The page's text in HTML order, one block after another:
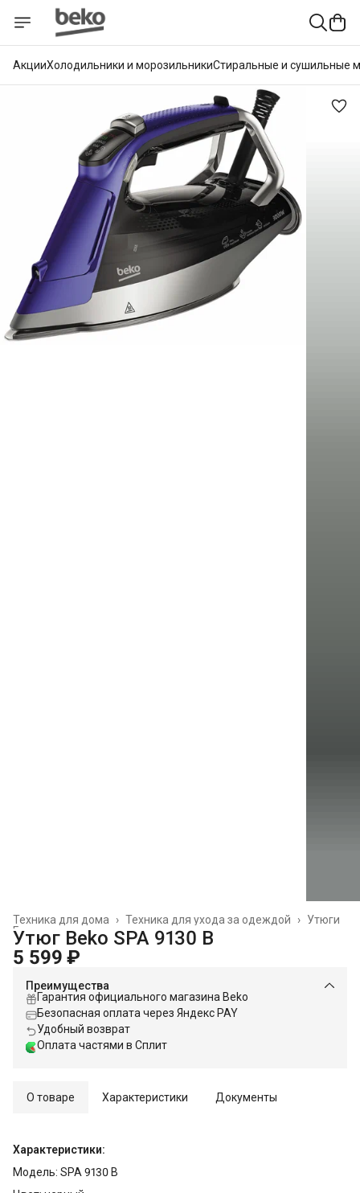
АкцииХолодильники и морозильникиСтиральные и сушильные
Утюги
Техника для ухода за одеждой ›
Техника для дома ›
Главная
Утюг Beko SPA 9130 B
5 599 ₽
Преимущества
Гарантия официального магазина Beko
Безопасная оплата через Яндекс PAY
Удобный возврат
Оплата частями в Сплит
О товаре Характеристики Документы
Характеристики:
Модель: SPA 9130 B